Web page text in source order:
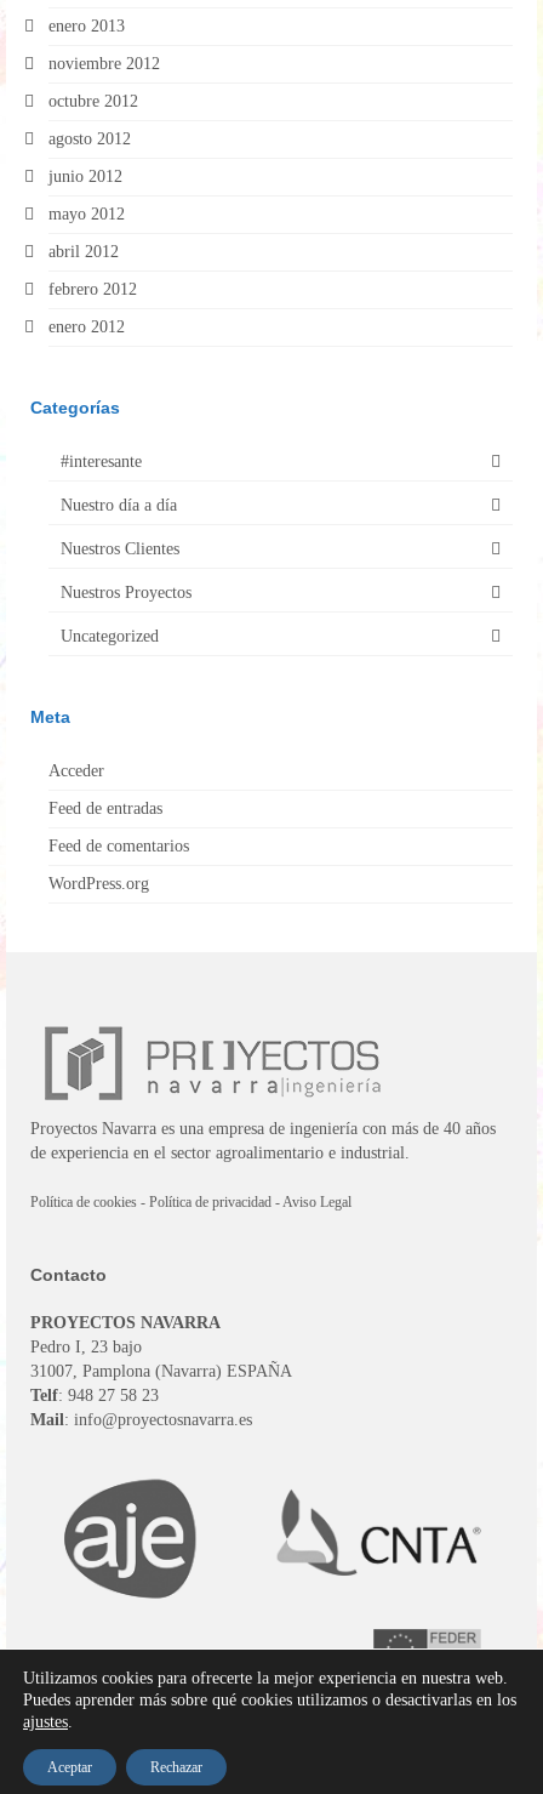
enero 2013
noviembre 2012
octubre 2012
agosto 2012
junio 2012
mayo 2012
abril 2012
febrero 2012
enero 2012
Categorías
#interesante
Nuestro día a día
Nuestros Clientes
Nuestros Proyectos
Uncategorized
Meta
Acceder
Feed de entradas
Feed de comentarios
WordPress.org
Proyectos Navarra es una empresa de ingeniería con más de 40 años
de experiencia en el sector agroalimentario e industrial.
Política de cookies - Política de privacidad -Aviso Legal
Contacto
PROYECTOS NAVARRA
Pedro I, 23 bajo
31007, Pamplona (Navarra) ESPAÑA
Telf: 948 27 58 23
Mail: info@proyectosnavarra.es
© 2026 Proyectos Navarra
Utilizamos cookies para ofrecerte la mejor experiencia en nuestra web.
Puedes aprender más sobre qué cookies utilizamos o desactivarlas en los
ajustes.
Aceptar Rechazar